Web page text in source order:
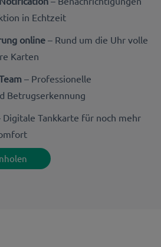
in Echtzeit
online – Rund um die Uhr volle
Karten
– Professionelle
Betrugserkennung
Digitale Tankkarte für noch mehr